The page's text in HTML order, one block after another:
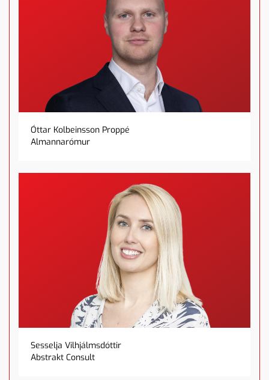
Óttar Kolbeinsson Proppé
Almannarómur
Sesselja Vilhjálmsdóttir
Abstrakt Consult